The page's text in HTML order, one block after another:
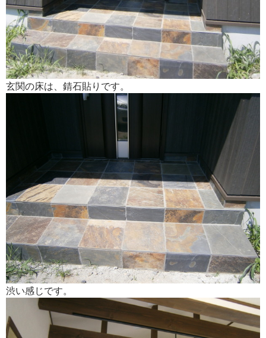
玄関の床は、錆石貼りです。
渋い感じです。